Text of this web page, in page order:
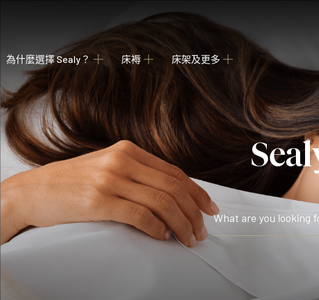
為什麼選擇 Sealy？
關於我們
我們的歷史
產業百年傳承
酒店合作項目
全球五星級酒店的首選
為什麼
研究和
Sealy
床褥
瀏覽床褥
為您甄選融合先進科技與功能的理想 Sealy 床墊
Posture Premier Collection
從此進入Sealy床褥的睡眠國度，享受護脊及舒服睡眠的全新體驗。
PostureLux Collection
以專利科技打造持久的舒適承托，是物超所值之選。
Hotel Collection
無論在家在外，都擁有宛如身處5星級酒店的豪華睡眠體驗。
置身五星級酒店般的至尊體驗，沉浸於極致奢華的酣眠享受。
床架及更多
床架
收納強大 德國配件
睡枕
提供不同款式 享受健康睡